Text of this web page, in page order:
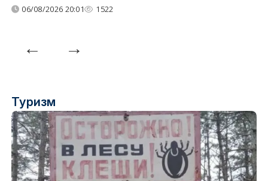
06/08/2026 20:01 1522
Туризм